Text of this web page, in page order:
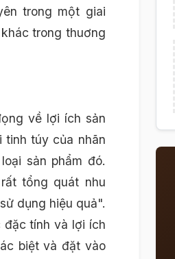
trong một giai
trong thuơng
về lợi ích sản
tinh túy của nhãn
sản phẩm đó.
tổng quát nhu
dụng hiệu quả".
đặc tính và lợi ích
biệt và đặt vào